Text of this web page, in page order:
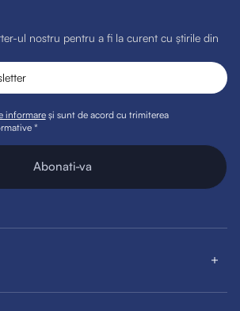
ul nostru pentru a fi la curent cu știrile din
informareși sunt de acord cu trimiterea
*
Abonati-va